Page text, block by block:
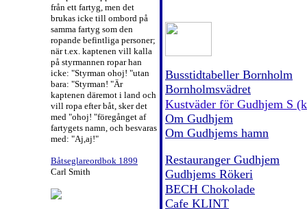
från ett fartyg, men det
brukas icke till ombord på
samma fartyg som den
ropande befintliga personer;
när t.ex. kaptenen vill kalla
på styrmannen ropar han
icke: "Styrman ohoj! "utan
bara: "Styrman! "Är
kaptenen däremot i land och
vill ropa efter båt, sker det
med "ohoj! "föregånget af
fartygets namn, och besvaras
med: "Aj,aj!"
Båtseglareordbok 1899
Carl Smith
Busstidtabeller Bornholm
Bornholmsvädret
Kustväder för Gudhjem S
Om Gudhjem
Om Gudhjems hamn
Restauranger Gudhjem
Gudhjems Rökeri
BECH Chokolade
Cafe KLINT